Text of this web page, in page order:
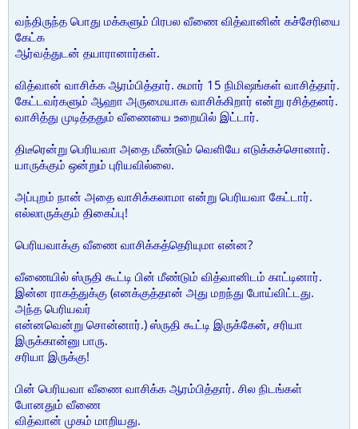
வந்திருந்த பொது மக்களும் பிரபல வீணை வித்வானின் கச்சேரியை
கேட்க
ஆர்வத்துடன் தயாரானார்கள்.
வித்வான் வாசிக்க ஆரம்பித்தார். சுமார் 15 நிமிஷங்கள் வாசித்தார்.
கேட்டவர்களும் ஆஹா அருமையாக வாசிக்கிறார் என்று ரசித்தனர்.
வாசித்து முடித்ததும் வீணையை உறையில் இட்டார்.
திடீரென்று பெரியவா அதை மீண்டும் வெளியே எடுக்கச்சொனார்.
யாருக்கும் ஒன்றும் புரியவில்லை.
அப்புறம் நான் அதை வாசிக்கலாமா என்று பெரியவா கேட்டார்.
எல்லாருக்கும் திகைப்பு!
பெரியவாக்கு வீணை வாசிக்கத்தெரியுமா என்ன?
வீணையில் ஸ்ருதி கூட்டி பின் மீண்டும் வித்வானிடம் காட்டினார்.
இன்ன ராகத்துக்கு (எனக்குத்தான் அது மறந்து போய்விட்டது.
அந்த பெரியவர்
என்னவென்று சொன்னார்.) ஸ்ருதி கூட்டி இருக்கேன், சரியா
இருக்கான்னு பாரு.
சரியா இருக்கு!
பின் பெரியவா வீணை வாசிக்க ஆரம்பித்தார். சில நிடங்கள்
போனதும் வீணை
வித்வான் முகம் மாறியது.